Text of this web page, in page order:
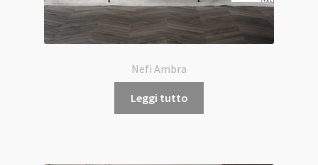
Nefi Ambra
Leggi tutto